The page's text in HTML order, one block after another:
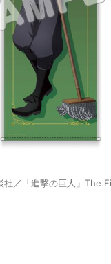
／「進撃の巨人」The